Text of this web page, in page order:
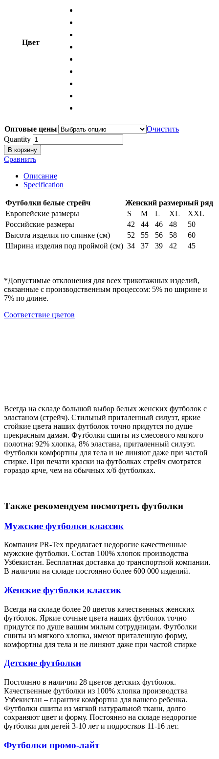
Цвет
Оптовые цены
Очистить
Quantity
В корзину
Сравнить
Описание
Specification
Футболки белые стрейч
Женский размерный ряд
Европейские размеры
S M L XL
XXL
Российские размеры
42 44 46 48
50
Высота изделия по спинке (см)
52 55 56 58
60
Ширина изделия под проймой (см) 34 37 39 42 45
*Допустимые отклонения для всех трикотажных изделий,
связанные с производственным процессом: 5% по ширине и
7% по длине.
Cоответствие цветов
Всегда на складе большой выбор белых женских футболок с
эластаном (стрейч). Стильный приталенный силуэт, яркие
стойкие цвета наших футболок точно придутся по душе
прекрасным дамам. Футболки сшиты из смесового мягкого
полотна: 92% хлопка, 8% эластана, приталенный силуэт.
Футболки комфортны для тела и не линяют даже при частой
стирке. При печати краски на футболках стрейч смотрятся
гораздо ярче, чем на обычных х/б футболках.
Также рекомендуем посмотреть футболки
Мужские футболки классик
Компания PR-Tex предлагает недорогие качественные
мужские футболки. Состав 100% хлопок производства
Узбекистан. Бесплатная доставка до транспортной компании.
В наличии на складе постоянно более 600 000 изделий.
Женские футболки классик
Всегда на складе более 20 цветов качественных женских
футболок. Яркие сочные цвета наших футболок точно
придутся по душе вашим милым сотрудницам. Футболки
сшиты из мягкого хлопка, имеют приталенную форму,
комфортны для тела и не линяют даже при частой стирке
Детские футболки
Постоянно в наличии 28 цветов детских футболок.
Качественные футболки из 100% хлопка производства
Узбекистан – гарантия комфортна для вашего ребенка.
Футболки сшиты из мягкой натуральной ткани, долго
сохраняют цвет и форму. Постоянно на складе недорогие
футболки для детей 3-10 лет и подростков 11-16 лет.
Футболки промо-лайт